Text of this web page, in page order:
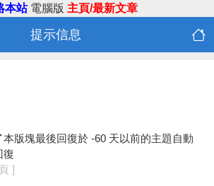
本站 電腦版 主頁/最新文章
提示信息
版塊最後回復於 -60 天以前的主題自動
復
]